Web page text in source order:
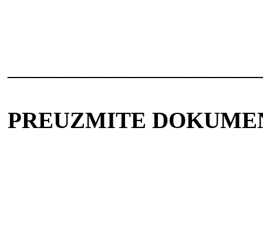
PREUZMITE